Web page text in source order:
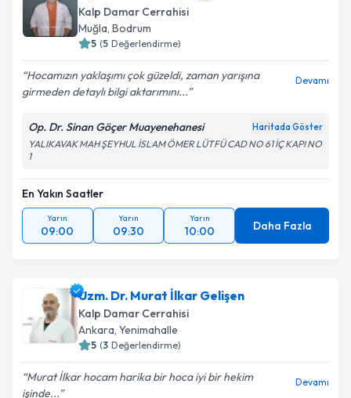
Kalp Damar Cerrahisi
Muğla, Bodrum
5 (5 Değerlendirme)
Hocamızın yaklaşımı çok güzeldi, zaman yarışına
girmeden detaylı bilgi aktarımını...
Devamı
Op. Dr. Sinan Göçer Muayenehanesi Haritada Göster
YALIKAVAK MAH ŞEYHUL İSLAM ÖMER LÜTFÜ CAD NO 61 İÇ KAPI NO
1
En Yakın Saatler
Yarın
09:00
Yarın
09:30
Yarın
10:00 Daha Fazla
Uzm. Dr. Murat İlkar Gelişen
Kalp Damar Cerrahisi
Ankara, Yenimahalle
5 (3 Değerlendirme)
Murat İlkar hocam harika bir hoca iyi bir hekim
işinde...
Devamı